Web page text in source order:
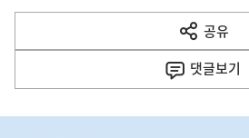
다
음
공유
열
기
댓글보기